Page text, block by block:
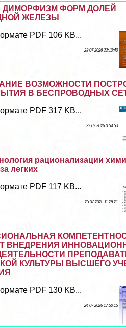
ДИМОРФИЗМ ФОРМ ДОЛЕЙ
ЖЕЛЕЗЫ
PDF 106 KB...
28 07 2026 22:10:40
ВОЗМОЖНОСТИ
В БЕСПРОВОДНЫХ
PDF 317 KB...
27 07 2026 0:54:53
рационализации
легких
PDF 117 KB...
25 07 2026 11:29:21
ВНЕДРЕНИЯ
КУЛЬТУРЫ ВЫСШЕГО
PDF 130 KB...
24 07 2026 17:50:15